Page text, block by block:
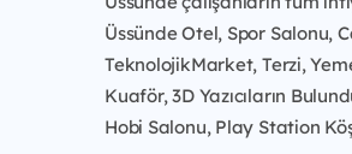
Üssünde Otel, Spor Salonu,
TeknolojikMarket, Terzi,
Kuaför, 3D Yazıcıların
Hobi Salonu, Play Station